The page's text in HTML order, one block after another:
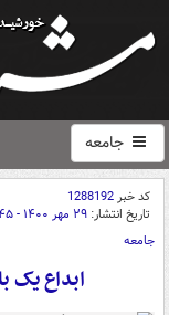
جامعه
کد خبر1288192
تاریخ انتشار: ۲۹ مهر ۱۴۰۰ - ۰۰:۴۵
جامعه
ابداع یک